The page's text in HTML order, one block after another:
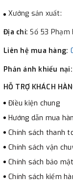
Xưởng sản xuất:
Địa chỉ:Số 53 Phạm
Liên hệ mua hàng:
Phản ánh khiếu nại:
HỖ TRỢ KHÁCH
Điều kiện chung
Hướng dẫn mua
Chính sách thanh
Chính sách vận
Chính sách bảo
Chính sách kiểm